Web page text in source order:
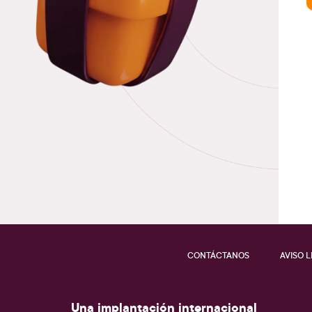
CONTÁCTANOS AVISO
Una implantación internacional